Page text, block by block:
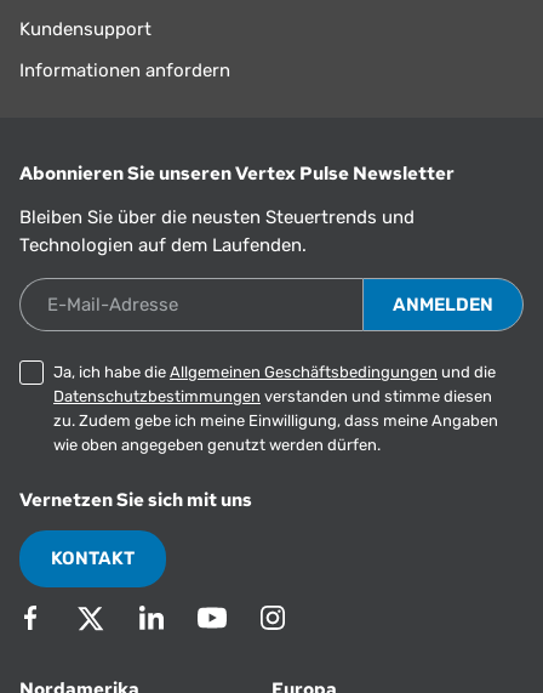
Kundensupport
Informationen anfordern
Abonnieren Sie unseren Vertex Pulse Newsletter
Bleiben Sie über die neusten Steuertrends und
Technologien auf dem Laufenden.
E-Mail-Adresse
Ja, ich habe die Allgemeinen Geschäftsbedingungen und die
Datenschutzbestimmungen verstanden und stimme diesen
zu. Zudem gebe ich meine Einwilligung, dass meine Angaben
wie oben angegeben genutzt werden dürfen.
Vernetzen Sie sich mit uns
KONTAKT